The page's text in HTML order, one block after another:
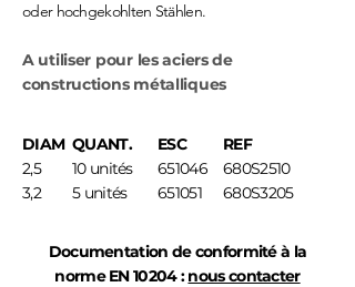
oder hochgekohlten Stählen.
A utiliser pour les aciers de
constructions métalliques
DIAM
2,5
3,2
QUANT.
10 unités
5 unités
ESC
651046
651051
REF
680S2510
680S3205
Documentation de conformité à la
norme EN 10204 :nous contacter